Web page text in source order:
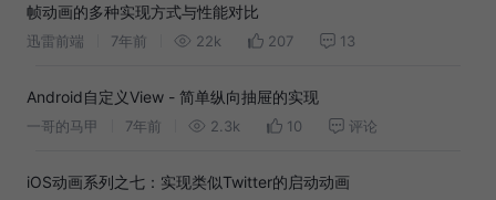
帧动画的多种实现方式与性能对比
迅雷前端 7年前 22k 207 13
Android自定义View - 简单纵向抽屉的实现
一哥的马甲 7年前 2.3k 10 评论
iOS动画系列之七：实现类似Twitter的启动动画